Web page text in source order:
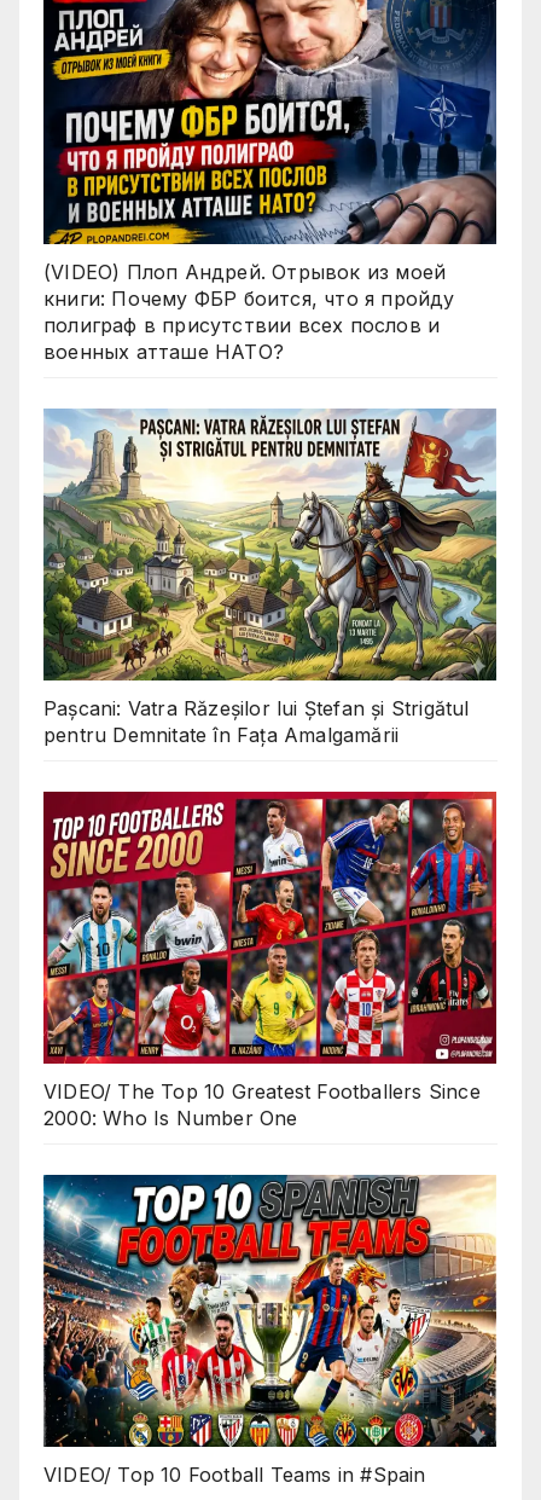
(VIDEO) Плоп Андрей. Отрывок из моей
книги: Почему ФБР боится, что я пройду
полиграф в присутствии всех послов и
военных атташе НАТО?
Pașcani: Vatra Răzeșilor lui Ștefan și Strigătul
pentru Demnitate în Fața Amalgamării
VIDEO/ The Top 10 Greatest Footballers Since
2000: Who Is Number One
VIDEO/ Top 10 Football Teams in #Spain